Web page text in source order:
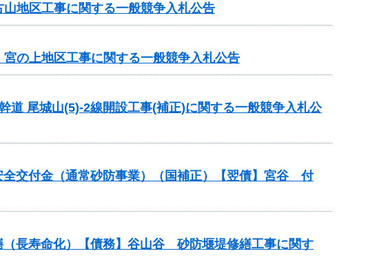
地区工事に関する一般競争入札公告
の上地区工事に関する一般競争入札公告
道 尾城山(5)-2線開設工事(補正)に関する一般競争入札公
交付金（通常砂防事業）（国補正）【翌債】宮谷 付
長寿命化）【債務】谷山谷 砂防堰堤修繕工事に関す